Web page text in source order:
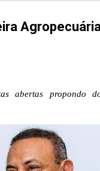
abertas propondo